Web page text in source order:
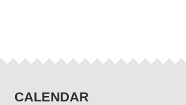
CALENDAR